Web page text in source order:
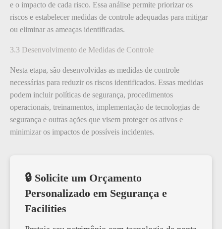
e o impacto de cada risco. Essa análise permite priorizar os
riscos e estabelecer medidas de controle adequadas para mitigar
ou eliminar as ameaças identificadas.
3.3 Desenvolvimento de Medidas de Controle
Nesta etapa, são desenvolvidas as medidas de controle
necessárias para reduzir os riscos identificados. Essas medidas
podem incluir políticas de segurança, procedimentos
operacionais, treinamentos, implementação de tecnologias de
segurança e outras ações que visem proteger os ativos e
minimizar os impactos de possíveis incidentes.
🔒 Solicite um Orçamento
Personalizado em Segurança e
Facilities